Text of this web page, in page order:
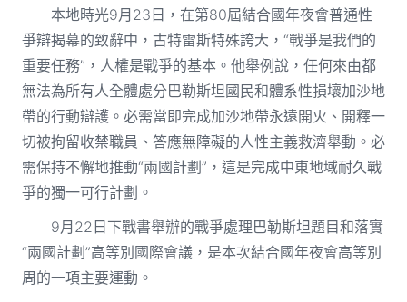
本地時光9月23日，在第80屆結合國年夜會普通性
爭辯揭幕的致辭中，古特雷斯特殊誇大，“戰爭是我們的
重要任務”，人權是戰爭的基本。他舉例說，任何來由都
無法為所有人全體處分巴勒斯坦國民和體系性損壞加沙地
帶的行動辯護。必需當即完成加沙地帶永遠開火、開釋一
切被拘留收禁職員、答應無障礙的人性主義救濟舉動。必
需保持不懈地推動“兩國計劃”，這是完成中東地域耐久戰
爭的獨一可行計劃。
9月22日下戰書舉辦的戰爭處理巴勒斯坦題目和落實
“兩國計劃”高等別國際會議，是本次結合國年夜會高等別
周的一項主要運動。